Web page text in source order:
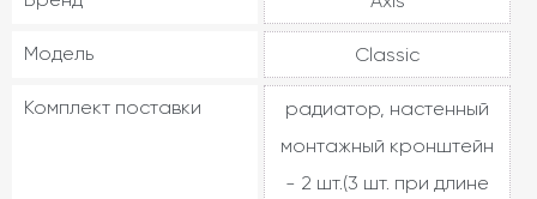
Модель Classic
Комплект поставки
радиатор, настенный
монтажный кронштейн
- 2 шт.(3 шт. при длине